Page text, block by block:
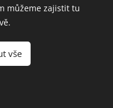
1087/40, 697 01
602
můžeme zajistit tu
vše